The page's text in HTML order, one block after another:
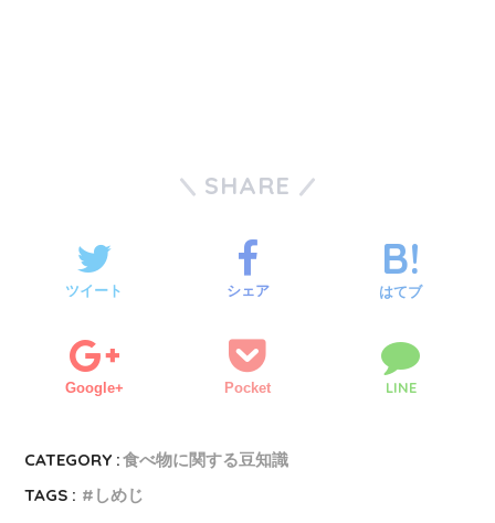
SHARE
ツイート シェア はてブ
Google+ Pocket LINE
CATEGORY :食べ物に関する豆知識
TAGS :
しめじ